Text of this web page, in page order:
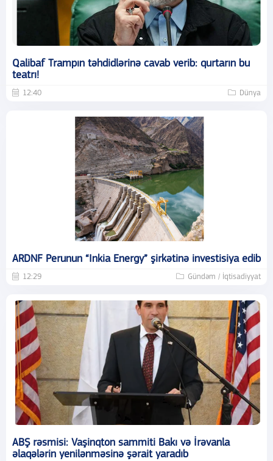
Qalibaf Trampın təhdidlərinə cavab verib: qurtarın bu
teatrı!
12:40 Dünya
ARDNF Perunun “Inkia Energy” şirkətinə investisiya edib
12:29 Gündəm / İqtisadiyyat
ABŞ rəsmisi: Vaşinqton sammiti Bakı və İrəvanla
əlaqələrin yenilənməsinə şərait yaradıb